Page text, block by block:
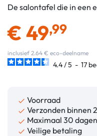
De salontafel die in een
€ 49,99
inclusief 2.64 € eco-deelname
4.4/5 - 17
 Voorraad
 Verzonden binnen
 Maximaal 30
 Veilige betaling